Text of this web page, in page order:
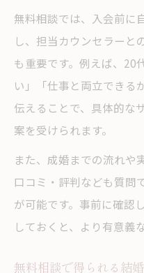
無料相談では、入会前に
し、担当カウンセラーと
も重要です。例えば、20
い」「仕事と両立できる
伝えることで、具体的な
案を受けられます。
また、成婚までの流れや
口コミ・評判なども質問
が可能です。事前に確認
しておくと、より有意義
無料相談で得られる結